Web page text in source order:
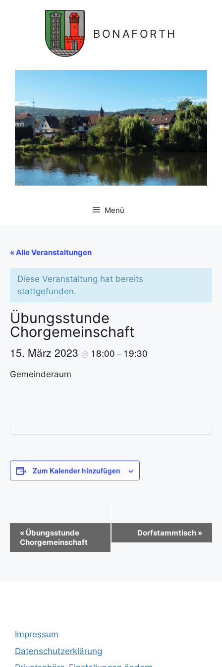
BONAFORTH
Menü
« Alle Veranstaltungen
Diese Veranstaltung hat bereits
stattgefunden.
Übungsstunde
Chorgemeinschaft
15. März 2023 @ 18:00 – 19:30
Gemeinderaum
Zum Kalender hinzufügen
e
a
« Übungsstunde
Chorgemeinschaft
Dorfstammtisch »
Impressum
Datenschutzerklärung